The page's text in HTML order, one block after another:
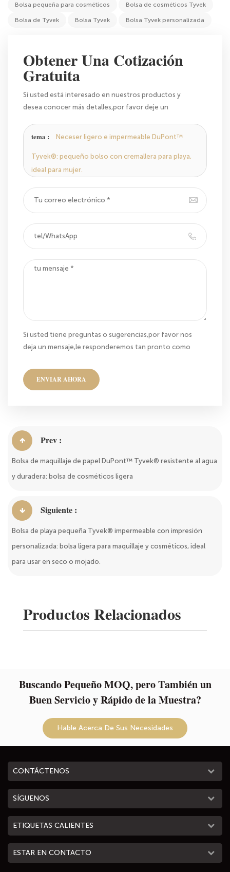
Bolsa pequeña para cosméticos Bolsa de cosméticos Tyvek
Bolsa de Tyvek Bolsa Tyvek Bolsa Tyvek personalizada
Obtener Una Cotización
Gratuita
Si usted está interesado en nuestros productos y
desea conocer más detalles,por favor deje un
podamos.
tema : Neceser ligero e impermeable DuPont™
Tyvek®: pequeño bolso con cremallera para playa,
ideal para mujer.
Si usted tiene preguntas o sugerencias,por favor nos
deja un mensaje,le responderemos tan pronto como
ENVIAR AHORA
Prev :
Bolsa de maquillaje de papel DuPont™ Tyvek® resistente al agua
y duradera: bolsa de cosméticos ligera
Siguiente :
Bolsa de playa pequeña Tyvek® impermeable con impresión
personalizada: bolsa ligera para maquillaje y cosméticos, ideal
para usar en seco o mojado.
Productos Relacionados
Buscando Pequeño MOQ, pero También un
Buen Servicio y Rápido de la Muestra?
Hable Acerca De Sus Necesidades
CONTÁCTENOS
SÍGUENOS
ETIQUETAS CALIENTES
ESTAR EN CONTACTO